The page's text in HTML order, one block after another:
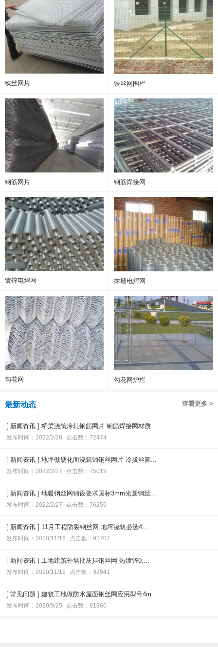
铁丝网片 铁丝网围栏
钢筋网片 钢筋焊接网
镀锌电焊网 抹墙电焊网
勾花网 勾花网护栏
查看更多 >
最新动态
[ 新闻资讯 ] 桥梁浇筑冷轧钢筋网片 钢筋焊接网材质...
发布时间：2022/2/28 点击数：72474
[ 新闻资讯 ] 地坪做硬化面浇筑铺钢丝网片 冷拔丝圆...
发布时间：2022/2/27 点击数：75019
[ 新闻资讯 ] 地暖钢丝网铺设要求国标3mm光圆钢丝...
发布时间：2022/2/27 点击数：76259
[ 新闻资讯 ] 11月工程防裂钢丝网 地坪浇筑必选4...
发布时间：2020/11/16 点击数：92707
[ 新闻资讯 ] 工地建筑外墙批灰挂钢丝网 热镀锌0....
发布时间：2020/11/16 点击数：92941
[ 常见问题 ] 建筑工地做防水屋面钢丝网应用型号4m...
发布时间：2020/9/25 点击数：91866